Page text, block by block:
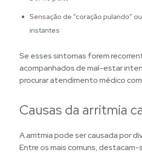
Sensação de “coração pulando”
instantes
Se esses sintomas forem
acompanhados de mal-estar
procurar atendimento médico
Causas da arritmia
A arritmia pode ser causada por
Entre os mais comuns, destacam-